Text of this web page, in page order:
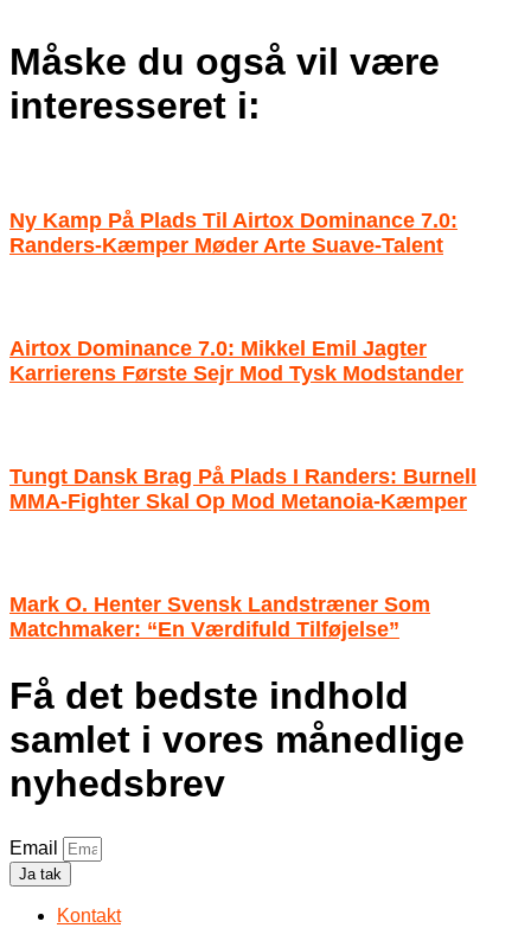
Måske du også vil være
interesseret i:
Ny Kamp På Plads Til Airtox Dominance 7.0:
Randers-Kæmper Møder Arte Suave-Talent
Airtox Dominance 7.0: Mikkel Emil Jagter
Karrierens Første Sejr Mod Tysk Modstander
Tungt Dansk Brag På Plads I Randers: Burnell
MMA-Fighter Skal Op Mod Metanoia-Kæmper
Mark O. Henter Svensk Landstræner Som
Matchmaker: “En Værdifuld Tilføjelse”
Få det bedste indhold
samlet i vores månedlige
nyhedsbrev
Email
Ja tak
Kontakt